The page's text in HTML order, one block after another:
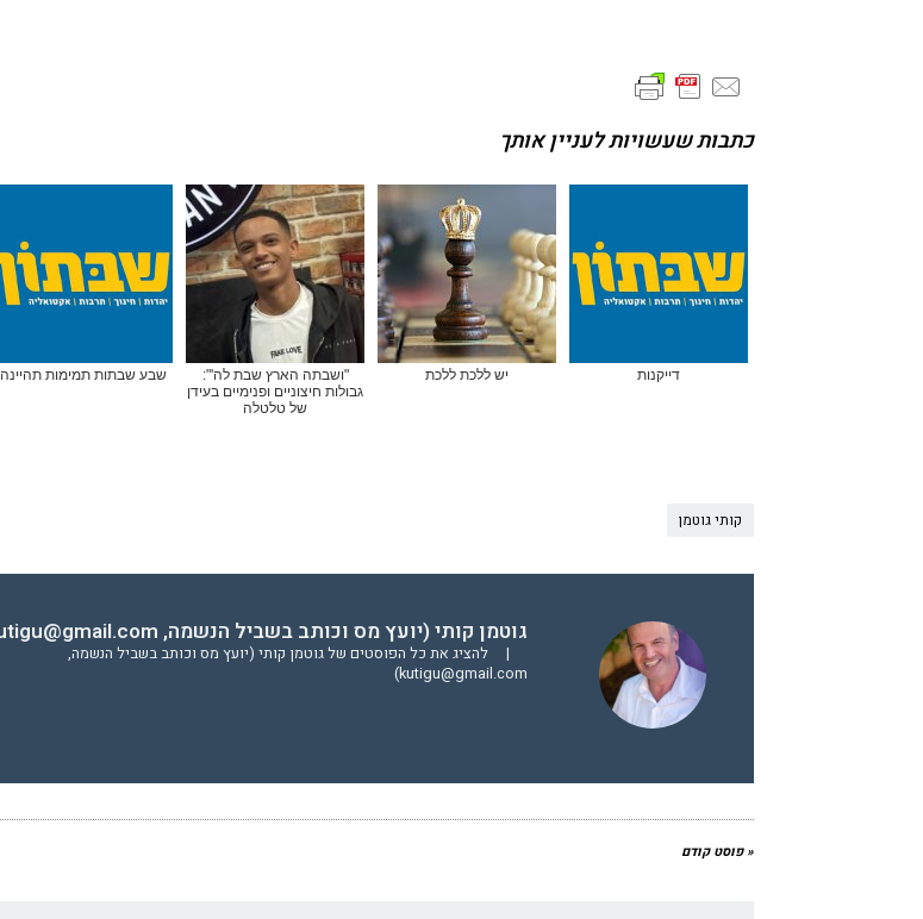
כתבות שעשויות לעניין אותך
דייקנות יש ללכת ללכת
"ושבתה הארץ שבת לה'":
גבולות חיצוניים ופנימיים בעידן
של טלטלה
שבע שבתות תמימות תהיינה
קותי גוטמן
גוטמן קותי (יועץ מס וכותב בשביל הנשמה, kutigu@gmail.com)
|
להציג את כל הפוסטים של גוטמן קותי (יועץ מס וכותב בשביל הנשמה,
kutigu@gmail.com)
« פוסט קודם